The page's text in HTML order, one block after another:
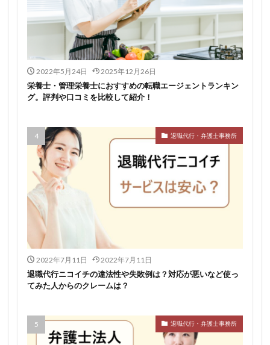
2022年5月24日 2025年12月26日
栄養士・管理栄養士におすすめの転職エージェントランキン
グ。評判や口コミを比較して紹介！
退職代行・弁護士事務所
2022年7月11日 2022年7月11日
退職代行ニコイチの違法性や失敗例は？対応が悪いなど使っ
てみた人からのクレームは？
退職代行・弁護士事務所